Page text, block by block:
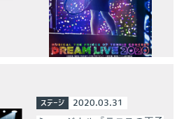
ステージ 2020.03.31